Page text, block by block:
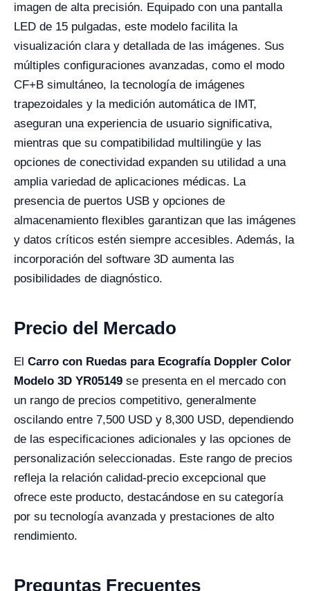
imagen de alta precisión. Equipado con una pantalla
LED de 15 pulgadas, este modelo facilita la
visualización clara y detallada de las imágenes. Sus
múltiples configuraciones avanzadas, como el modo
CF+B simultáneo, la tecnología de imágenes
trapezoidales y la medición automática de IMT,
aseguran una experiencia de usuario significativa,
mientras que su compatibilidad multilingüe y las
opciones de conectividad expanden su utilidad a una
amplia variedad de aplicaciones médicas. La
presencia de puertos USB y opciones de
almacenamiento flexibles garantizan que las imágenes
y datos críticos estén siempre accesibles. Además, la
incorporación del software 3D aumenta las
posibilidades de diagnóstico.
Precio del Mercado
El Carro con Ruedas para Ecografía Doppler Color
Modelo 3D YR05149 se presenta en el mercado con
un rango de precios competitivo, generalmente
oscilando entre 7,500 USD y 8,300 USD, dependiendo
de las especificaciones adicionales y las opciones de
personalización seleccionadas. Este rango de precios
refleja la relación calidad-precio excepcional que
ofrece este producto, destacándose en su categoría
por su tecnología avanzada y prestaciones de alto
rendimiento.
Preguntas Frecuentes